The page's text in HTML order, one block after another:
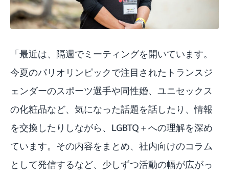
「最近は、隔週でミーティングを開いています。
今夏のパリオリンピックで注目されたトランスジ
ェンダーのスポーツ選手や同性婚、ユニセックス
の化粧品など、気になった話題を話したり、情報
を交換したりしながら、LGBTQ＋への理解を深め
ています。その内容をまとめ、社内向けのコラム
として発信するなど、少しずつ活動の幅が広がっ